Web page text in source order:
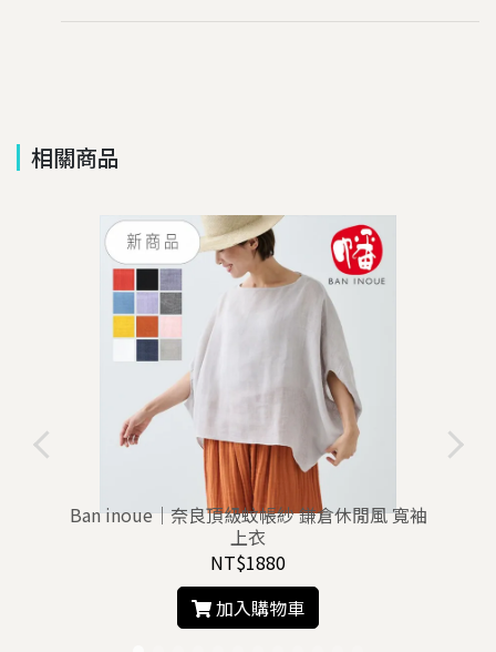
相關商品
Ban inoue｜奈良頂級蚊帳紗 鎌倉休閒風 寬袖
上衣
NT$1880
加入購物車